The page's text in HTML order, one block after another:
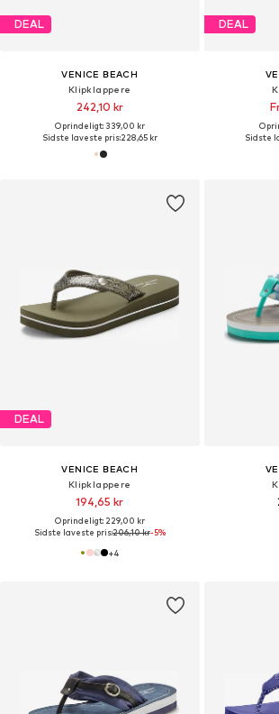
DEAL
VENICE BEACH
Klipklappere
242,10 kr
Oprindeligt: 339,00 kr
Sidste laveste pris:228,65 kr
DEAL
Sidste
DEAL
VENICE BEACH
Klipklappere
194,65 kr
Oprindeligt: 229,00 kr
Sidste laveste pris:206,10 kr-5%
+4